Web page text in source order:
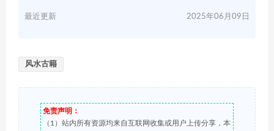
最近更新 2025年06月09日
风水古籍
免责声明：
（1）站内所有资源均来自互联网收集或用户上传分享，本